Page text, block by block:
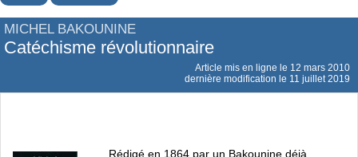
MICHEL BAKOUNINE
Catéchisme révolutionnaire
Article mis en ligne le 12 mars 2010
dernière modification le 11 juillet 2019
Rédigé en 1864 par un Bakounine déjà